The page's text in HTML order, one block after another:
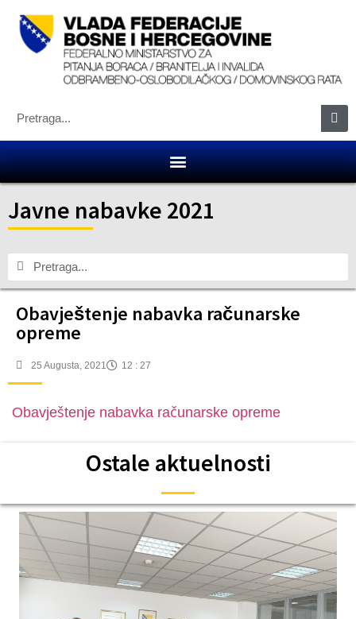
Javne nabavke 2021
Obavještenje nabavka računarske
opreme
25 Augusta, 2021 12 : 27
Obavještenje nabavka računarske opreme
Ostale aktuelnosti